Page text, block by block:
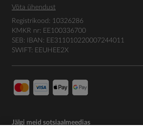
Võta ühendust
Registrikood: 10326286
KMKR nr: EE100336700
SEB: IBAN: EE311010220007244011
SWIFT: EEUHEE2X
Jälgi meid sotsiaalmeedias